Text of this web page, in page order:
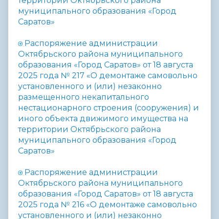
муниципального образования «Город
Саратов»
Распоряжение администрации
Октябрьского района муниципального
образования «Город Саратов» от 18 августа
2025 года № 217 «О демонтаже самовольно
установленного и (или) незаконно
размещенного некапитального
нестационарного строения (сооружения) и
иного объекта движимого имущества на
территории Октябрьского района
муниципального образования «Город
Саратов»
Распоряжение администрации
Октябрьского района муниципального
образования «Город Саратов» от 18 августа
2025 года № 216 «О демонтаже самовольно
установленного и (или) незаконно